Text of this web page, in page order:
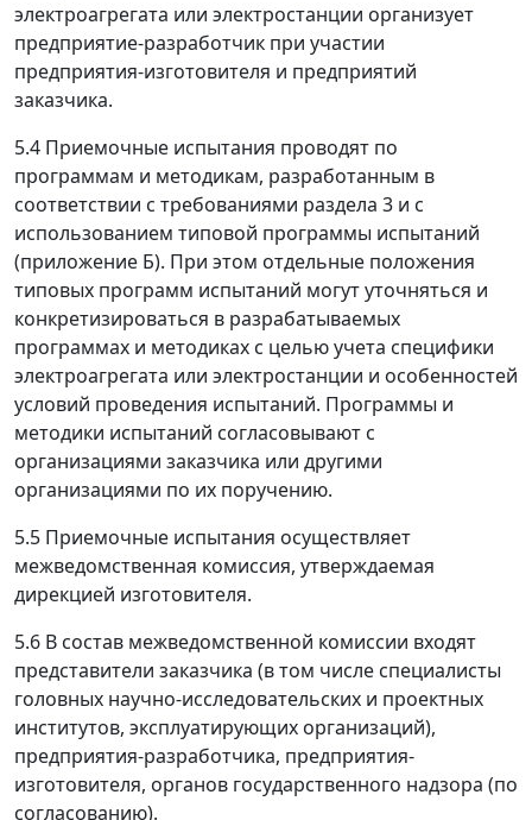
электроагрегата или электростанции организует
предприятие-разработчик при участии
предприятия-изготовителя и предприятий
заказчика.
5.4 Приемочные испытания проводят по
программам и методикам, разработанным в
соответствии с требованиями раздела 3 и с
использованием типовой программы испытаний
(приложение Б). При этом отдельные положения
типовых программ испытаний могут уточняться и
конкретизироваться в разрабатываемых
программах и методиках с целью учета специфики
электроагрегата или электростанции и особенностей
условий проведения испытаний. Программы и
методики испытаний согласовывают с
организациями заказчика или другими
организациями по их поручению.
5.5 Приемочные испытания осуществляет
межведомственная комиссия, утверждаемая
дирекцией изготовителя.
5.6 В состав межведомственной комиссии входят
представители заказчика (в том числе специалисты
головных научно-исследовательских и проектных
институтов, эксплуатирующих организаций),
предприятия-разработчика, предприятия-
изготовителя, органов государственного надзора (по
согласованию).